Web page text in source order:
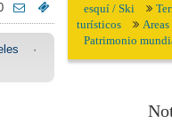
·
esquí / Ski
turísticos
Patrimonio